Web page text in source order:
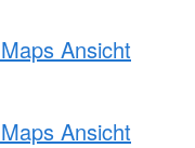
Ansicht
Ansicht